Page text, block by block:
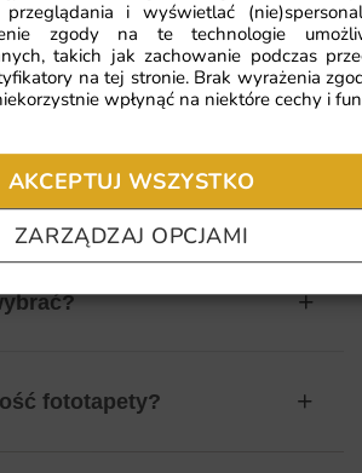
i wyświetlać
zgody na te technologie
takich jak zachowanie podczas
na tej stronie. Brak wyrażenia
wpłynąć na niektóre cechy i
AKCEPTUJ WSZYSTKO
ZARZĄDZAJ OPCJAMI
Jak sprawdzić
fototapety?